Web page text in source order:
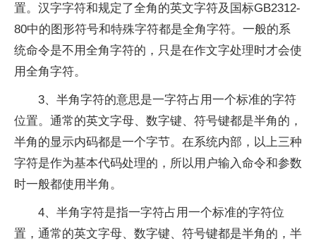
置。汉字字符和规定了全角的英文字符及国标GB2312-
80中的图形符号和特殊字符都是全角字符。一般的系
统命令是不用全角字符的，只是在作文字处理时才会使
用全角字符。
3、半角字符的意思是一字符占用一个标准的字符
位置。通常的英文字母、数字键、符号键都是半角的，
半角的显示内码都是一个字节。在系统内部，以上三种
字符是作为基本代码处理的，所以用户输入命令和参数
时一般都使用半角。
4、半角字符是指一字符占用一个标准的字符位
置，通常的英文字母、数字键、符号键都是半角的，半